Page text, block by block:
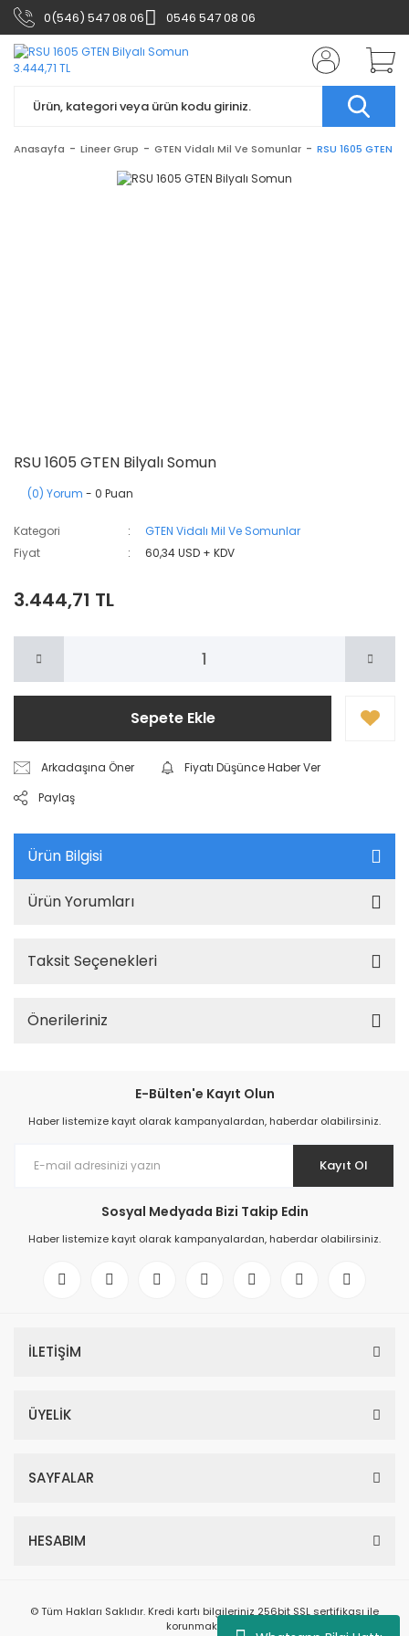
0(546) 547 08 06 0546 547 08 06
Anasayfa Lineer Grup GTEN Vidalı Mil Ve Somunlar RSU 1605 GTEN
RSU 1605 GTEN Bilyalı Somun
(0) Yorum - 0 Puan
Kategori
GTEN Vidalı Mil Ve Somunlar
Fiyat
60,34 USD + KDV
3.444,71 TL
Sepete Ekle
Arkadaşına Öner
Fiyatı Düşünce Haber Ver
Paylaş
Ürün Bilgisi
Ürün Yorumları
Taksit Seçenekleri
Önerileriniz
E-Bülten'e Kayıt Olun
Haber listemize kayıt olarak kampanyalardan, haberdar olabilirsiniz.
Kayıt Ol
Sosyal Medyada Bizi Takip Edin
Haber listemize kayıt olarak kampanyalardan, haberdar olabilirsiniz.
İLETİŞİM
ÜYELİK
SAYFALAR
HESABIM
© Tüm Hakları Saklıdır. Kredi kartı bilgileriniz 256bit SSL sertifikası ile
korunmaktadır.